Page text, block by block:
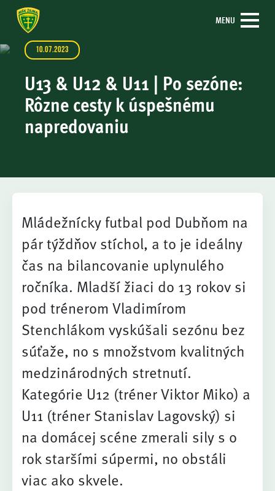
MENU
10.07.2023
U13 & U12 & U11 | Po sezóne:
Rôzne cesty k úspešnému
napredovaniu
Mládežnícky futbal pod Dubňom na
pár týždňov stíchol, a to je ideálny
čas na bilancovanie uplynulého
ročníka. Mladší žiaci do 13 rokov si
pod trénerom Vladimírom
Stenchlákom vyskúšali sezónu bez
súťaže, no s množstvom kvalitných
medzinárodných stretnutí.
Kategórie U12 (tréner Viktor Miko) a
U11 (tréner Stanislav Lagovský) si
na domácej scéne zmerali sily s o
rok staršími súpermi, no obstáli
viac ako skvele.